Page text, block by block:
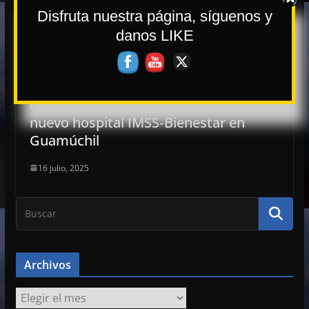
confían en donación para construir
nuevo hospital IMSS‑Bienestar en
Guamúchil
16 julio, 2025
Archivos
Disfruta nuestra página, síguenos y
danos LIKE